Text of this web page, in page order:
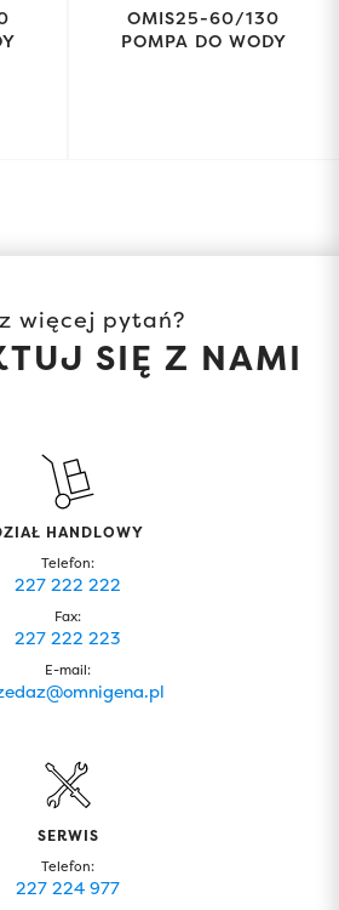
OMIS25-60/130
POMPA DO WODY
więcej pytań?
SIĘ Z NAMI
HANDLOWY
Telefon:
227 222 222
Fax:
227 222 223
E-mail:
SERWIS
Telefon:
227 224 977